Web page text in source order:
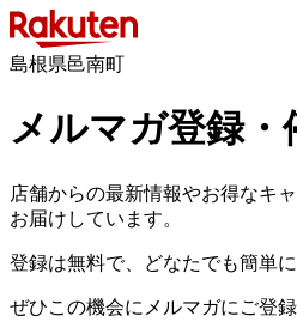
島根県邑南町
メルマガ登録・
店舗からの最新情報やお得なキ
お届けしています。
登録は無料で、どなたでも簡単
ぜひこの機会にメルマガにご登録